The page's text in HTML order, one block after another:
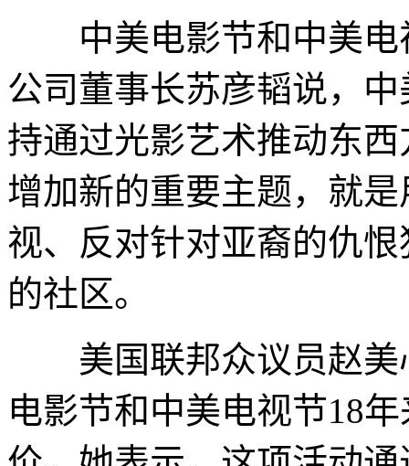
中美电影节和中美电
公司董事长苏彦韬说，
持通过光影艺术推动东
增加新的重要主题，就
视、反对针对亚裔的仇
的社区。
美国联邦众议员赵美
电影节和中美电视节18